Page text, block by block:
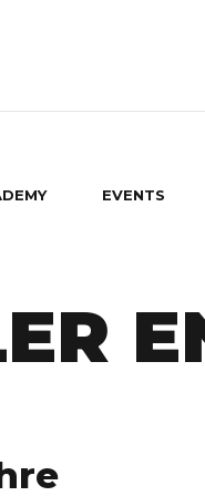
BAMBINI TENNIS
EVENTS